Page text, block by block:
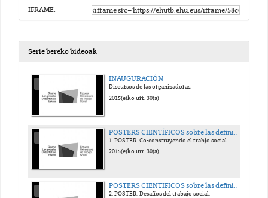
IFRAME:
Serie bereko bideoak
INAUGURACIÓN
Discursos de las organizadoras.
2015(e)ko urr. 30(a)
1. POSTER. Co-construyendo el trabjo social
2015(e)ko urr. 30(a)
POSTERS CIENTIFICOS sobre las definiciones del trabajo social
2. POSTER. Desafíos del trabajo social.